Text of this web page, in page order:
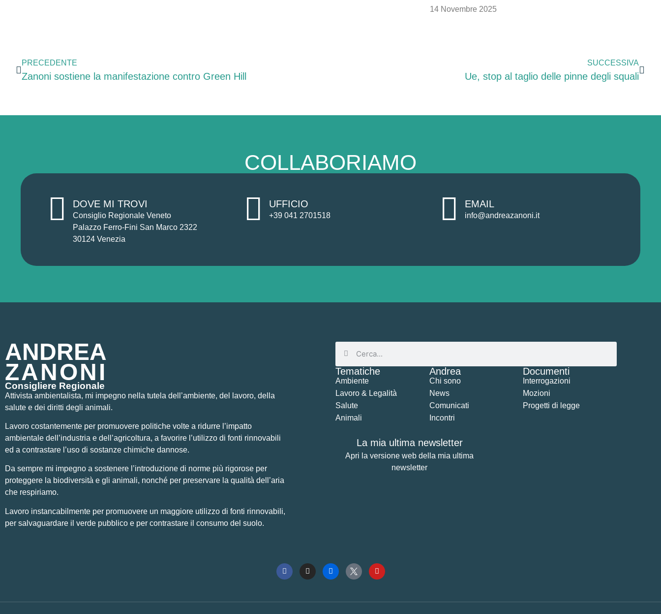
14 Novembre 2025
PRECEDENTE
Zanoni sostiene la manifestazione contro Green Hill
SUCCESSIVA
Ue, stop al taglio delle pinne degli squali
COLLABORIAMO
DOVE MI TROVI
Consiglio Regionale Veneto
Palazzo Ferro-Fini San Marco 2322
30124 Venezia
UFFICIO
+39 041 2701518
EMAIL
info@andreazanoni.it
ANDREA
ZANONI
Consigliere Regionale
Attivista ambientalista, mi impegno nella tutela dell’ambiente, del lavoro, della
salute e dei diritti degli animali.
Lavoro costantemente per promuovere politiche volte a ridurre l’impatto
ambientale dell’industria e dell’agricoltura, a favorire l’utilizzo di fonti rinnovabili
ed a contrastare l’uso di sostanze chimiche dannose.
Da sempre mi impegno a sostenere l’introduzione di norme più rigorose per
proteggere la biodiversità e gli animali, nonché per preservare la qualità dell’aria
che respiriamo.
Lavoro instancabilmente per promuovere un maggiore utilizzo di fonti rinnovabili,
per salvaguardare il verde pubblico e per contrastare il consumo del suolo.
Tematiche
Ambiente
Lavoro & Legalità
Salute
Animali
Andrea
Chi sono
News
Comunicati
Incontri
Documenti
Interrogazioni
Mozioni
Progetti di legge
La mia ultima newsletter
Apri la versione web della mia ultima
newsletter